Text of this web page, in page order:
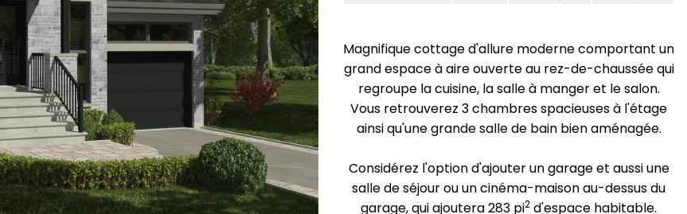
Magnifique cottage d'allure moderne comportant un
grand espace à aire ouverte au rez-de-chaussée qui
regroupe la cuisine, la salle à manger et le salon.
Vous retrouverez 3 chambres spacieuses à l'étage
ainsi qu'une grande salle de bain bien aménagée.
Considérez l'option d'ajouter un garage et aussi une
salle de séjour ou un cinéma-maison au-dessus du
garage, qui ajoutera 283 pi2 d'espace habitable.